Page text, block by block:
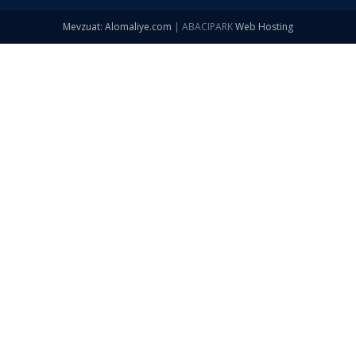
Mevzuat: Alomaliye.com | ABACIPARKWeb Hosting